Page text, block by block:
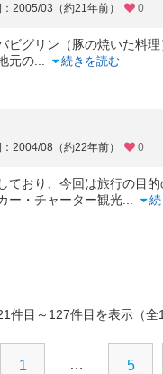
2005/03（約21年前） 0
ビグリン（豚の焼いた料理
元の
続きを読む
2004/08（約22年前） 0
ており、今回は旅行の目
ー・チャーター観光
件目～127件目を表示（全
1 … 5